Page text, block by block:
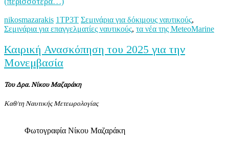
nikosmazarakis 1ΤΡ3Τ Σεμινάρια για δόκιμους ναυτικούς,
Σεμινάρια για επαγγελματίες ναυτικούς, τα νέα της MeteoMarine
Καιρική Ανασκόπηση του 2025 για την
Μονεμβασία
Του Δρα. Νίκου Μαζαράκη
Καθ/τη Ναυτικής Μετεωρολογίας
Φωτογραφία Νίκου Μαζαράκη